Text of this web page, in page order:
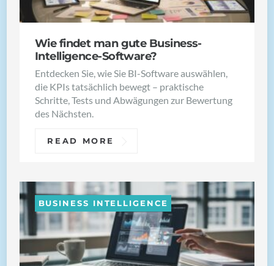
Wie findet man gute Business-
Intelligence-Software?
Entdecken Sie, wie Sie BI-Software auswählen,
die KPIs tatsächlich bewegt – praktische
Schritte, Tests und Abwägungen zur Bewertung
des Nächsten.
READ MORE
BUSINESS INTELLIGENCE